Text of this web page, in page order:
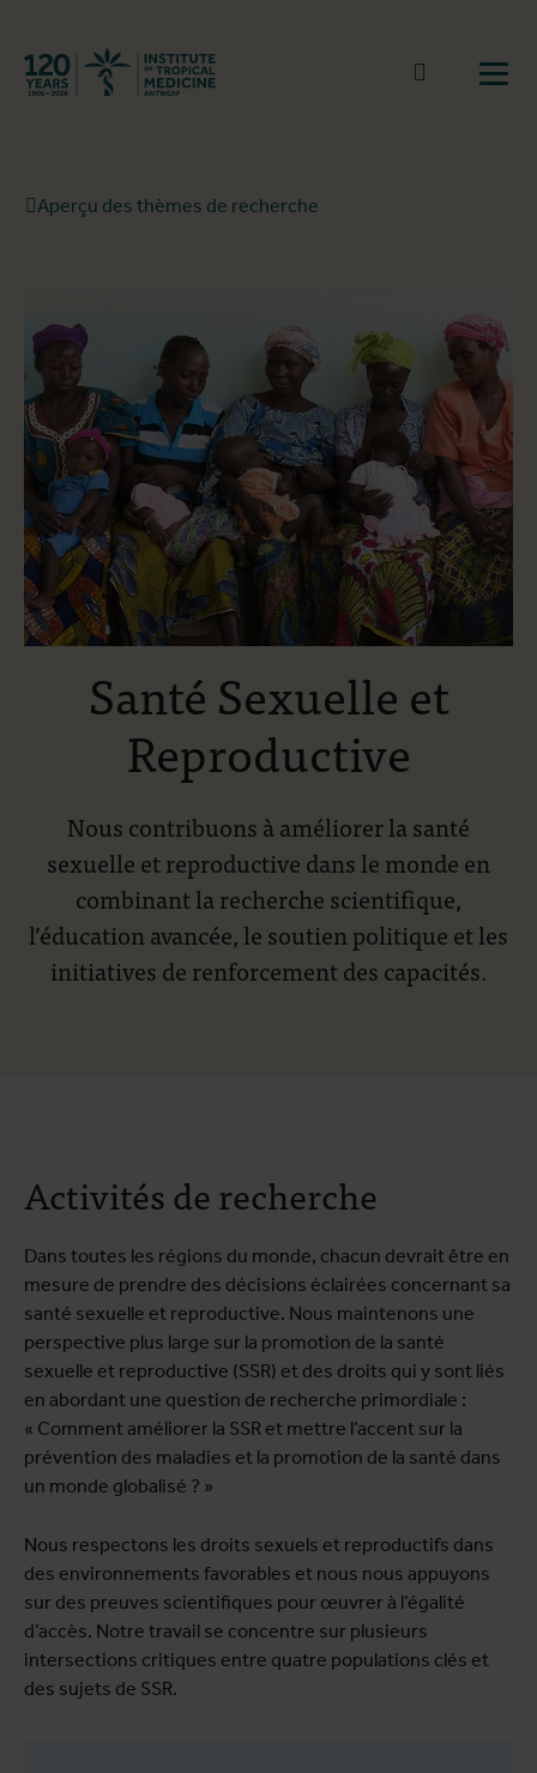
Retourner à la page d'accueil
go to
Aperçu des thèmes de recherche
Santé Sexuelle et
Reproductive
Nous contribuons à améliorer la santé
sexuelle et reproductive dans le monde en
combinant la recherche scientifique,
l’éducation avancée, le soutien politique et les
initiatives de renforcement des capacités.
Activités de recherche
Dans toutes les régions du monde, chacun devrait être en
mesure de prendre des décisions éclairées concernant sa
santé sexuelle et reproductive. Nous maintenons une
perspective plus large sur la promotion de la santé
sexuelle et reproductive (SSR) et des droits qui y sont liés
en abordant une question de recherche primordiale :
« Comment améliorer la SSR et mettre l’accent sur la
prévention des maladies et la promotion de la santé dans
un monde globalisé ? »
Nous respectons les droits sexuels et reproductifs dans
des environnements favorables et nous nous appuyons
sur des preuves scientifiques pour œuvrer à l’égalité
d’accès. Notre travail se concentre sur plusieurs
intersections critiques entre quatre populations clés et
des sujets de SSR.